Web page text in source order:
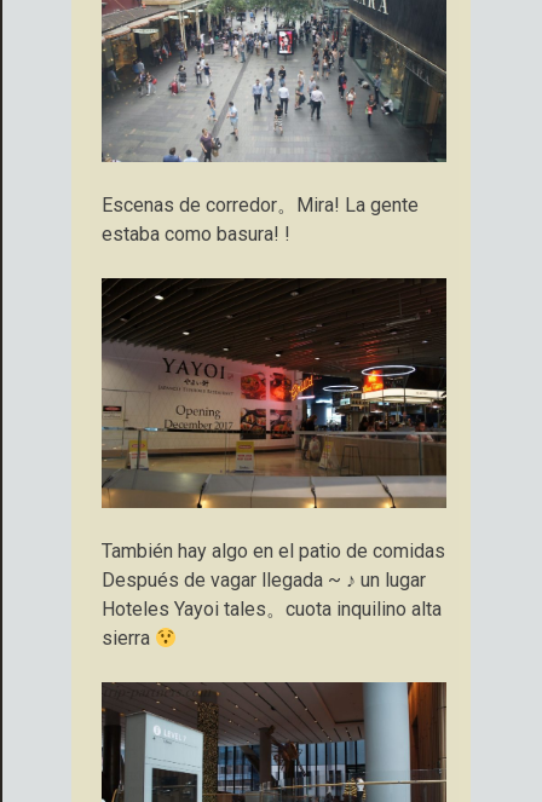
Escenas de corredor。Mira! La gente
estaba como basura! !
También hay algo en el patio de comidas
Después de vagar llegada ~ ♪ un lugar
Hoteles Yayoi tales。cuota inquilino alta
sierra